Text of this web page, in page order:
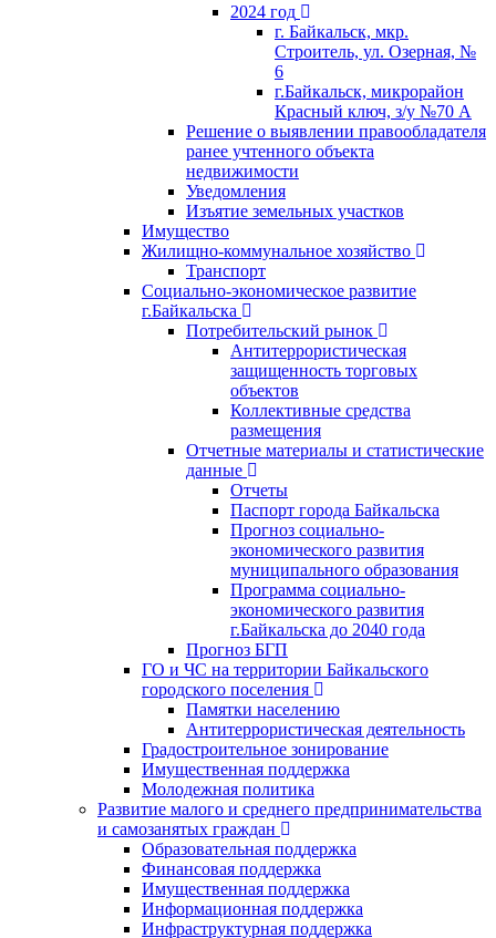
2024 год
г. Байкальск, мкр.
Строитель, ул. Озерная, №
6
г.Байкальск, микрорайон
Красный ключ, з/у №70 А
Решение о выявлении правообладателя
ранее учтенного объекта
недвижимости
Уведомления
Изъятие земельных участков
Имущество
Жилищно-коммунальное хозяйство
Транспорт
Социально-экономическое развитие
г.Байкальска
Потребительский рынок
Антитеррористическая
защищенность торговых
объектов
Коллективные средства
размещения
Отчетные материалы и статистические
данные
Отчеты
Паспорт города Байкальска
Прогноз социально-
экономического развития
муниципального образования
Программа социально-
экономического развития
г.Байкальска до 2040 года
Прогноз БГП
ГО и ЧС на территории Байкальского
городского поселения
Памятки населению
Антитеррористическая деятельность
Градостроительное зонирование
Имущественная поддержка
Молодежная политика
Развитие малого и среднего предпринимательства
и самозанятых граждан
Образовательная поддержка
Финансовая поддержка
Имущественная поддержка
Информационная поддержка
Инфраструктурная поддержка